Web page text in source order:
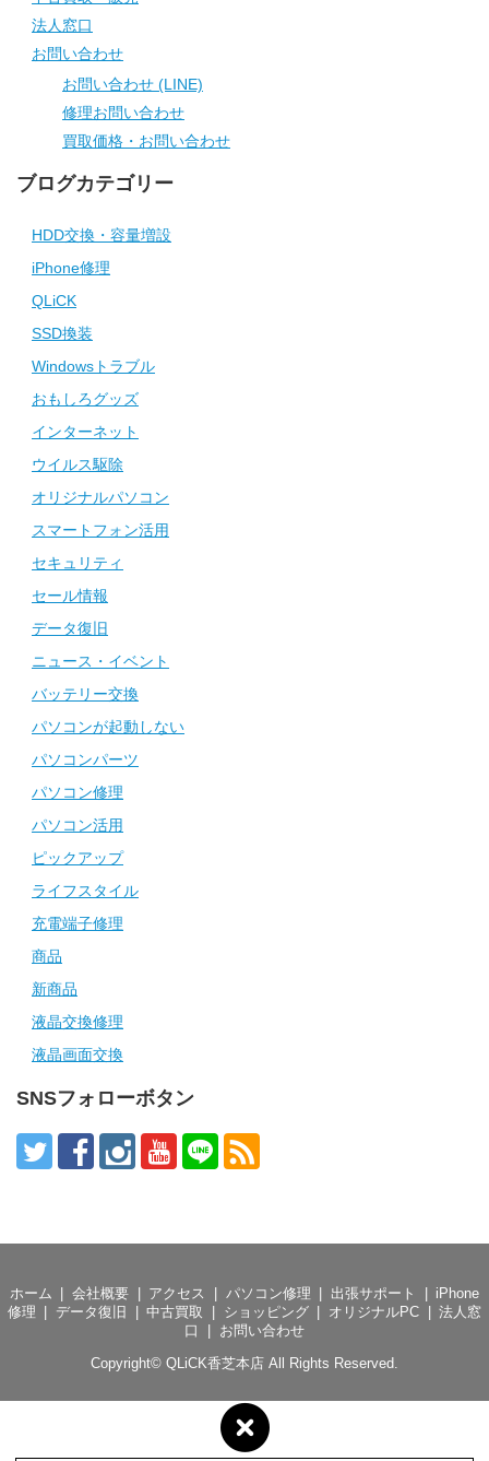
法人窓口
お問い合わせ
お問い合わせ (LINE)
修理お問い合わせ
買取価格・お問い合わせ
ブログカテゴリー
HDD交換・容量増設
iPhone修理
QLiCK
SSD換装
Windowsトラブル
おもしろグッズ
インターネット
ウイルス駆除
オリジナルパソコン
スマートフォン活用
セキュリティ
セール情報
データ復旧
ニュース・イベント
バッテリー交換
パソコンが起動しない
パソコンパーツ
パソコン修理
パソコン活用
ピックアップ
ライフスタイル
充電端子修理
商品
新商品
液晶交換修理
液晶画面交換
SNSフォローボタン
ホーム 会社概要 アクセス パソコン修理 出張サポート
iPhone
修理
データ復旧 中古買取 ショッピング オリジナルPC
法人窓
口
お問い合わせ
Copyright© QLiCK香芝本店 All Rights Reserved.